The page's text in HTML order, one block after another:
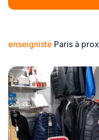
enseigniste Paris à